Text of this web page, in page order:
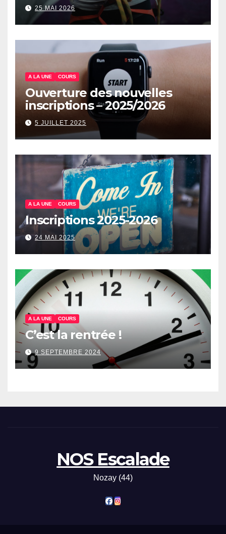
25 MAI 2026
A LA UNE COURS
Ouverture des nouvelles
inscriptions – 2025/2026
5 JUILLET 2025
A LA UNE COURS
Inscriptions 2025-2026
24 MAI 2025
A LA UNE COURS
C’est la rentrée !
9 SEPTEMBRE 2024
NOS Escalade
Nozay (44)